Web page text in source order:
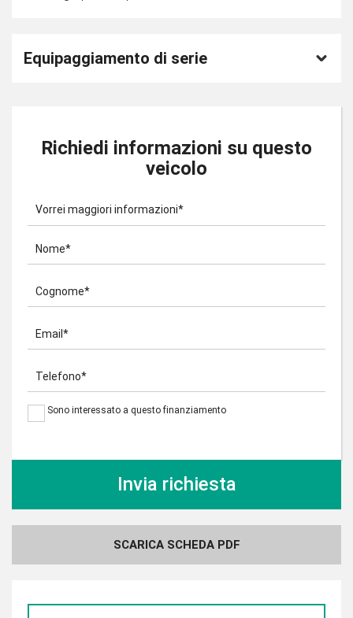
Equipaggiamento di serie
Richiedi informazioni su questo
veicolo
Vorrei maggiori informazioni*
Nome*
Cognome*
Email*
Telefono*
Sono interessato a questo finanziamento
SCARICA SCHEDA PDF